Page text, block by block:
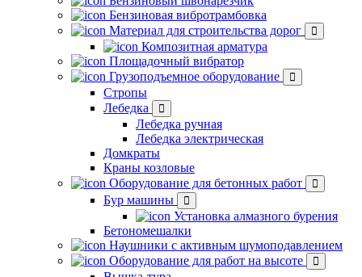
Бензиновая вибротрамбовка
Материал для строительства дорог
Композитная арматура
Площадочный вибратор
Грузоподъемное оборудование
Стропы
Лебедка
Лебедка ручная
Лебедка электрическая
Домкраты
Краны козловые
Оборудование для бетонных работ
Бур машины
Установка алмазного бурения
Бетономешалки
Наушники с активным шумоподавлением
Оборудование для работ на высоте